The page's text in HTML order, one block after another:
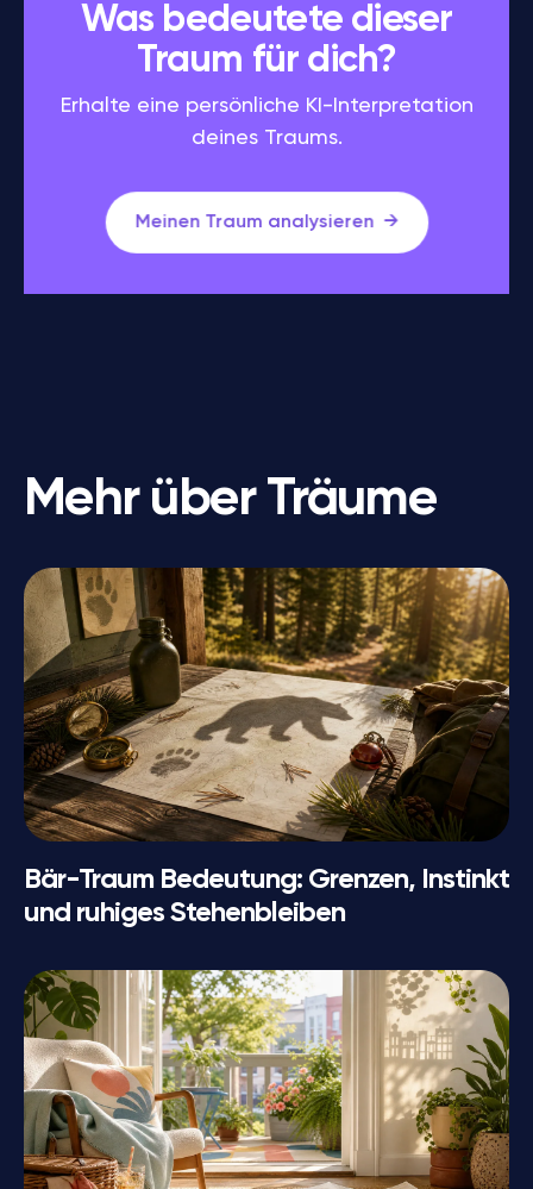
Was bedeutete dieser
Traum für dich?
Erhalte eine persönliche KI-Interpretation
deines Traums.
Meinen Traum analysieren
Mehr über Träume
Bär-Traum Bedeutung: Grenzen, Instinkt
und ruhiges Stehenbleiben